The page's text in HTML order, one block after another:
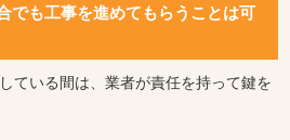
でも工事を進めてもらうことは可
ている間は、業者が責任を持って鍵を